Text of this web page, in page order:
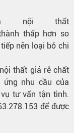
nội thất
thấp hơn so
nên loại bỏ chi
thất giá rẻ chất
ứng nhu cầu của
tư vấn tận tình.
để được